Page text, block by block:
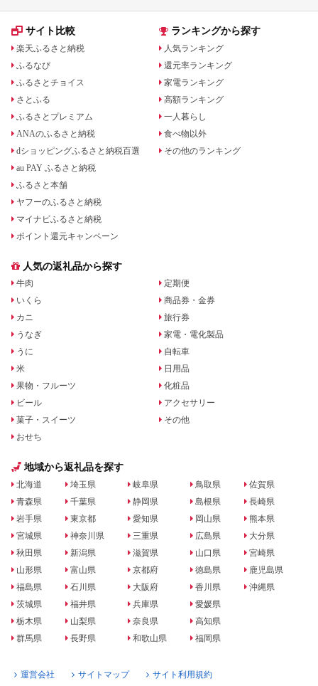
サイト比較
楽天ふるさと納税
ふるなび
ふるさとチョイス
さとふる
ふるさとプレミアム
ANAのふるさと納税
dショッピングふるさと納税百選
au PAY ふるさと納税
ふるさと本舗
ヤフーのふるさと納税
マイナビふるさと納税
ポイント還元キャンペーン
ランキングから探す
人気ランキング
還元率ランキング
家電ランキング
高額ランキング
一人暮らし
食べ物以外
その他のランキング
人気の返礼品から探す
牛肉
いくら
カニ
うなぎ
うに
米
果物・フルーツ
ビール
菓子・スイーツ
おせち
定期便
商品券・金券
旅行券
家電・電化製品
自転車
日用品
化粧品
アクセサリー
その他
地域から返礼品を探す
北海道
青森県
岩手県
宮城県
秋田県
山形県
福島県
茨城県
栃木県
群馬県
埼玉県
千葉県
東京都
神奈川県
新潟県
富山県
石川県
福井県
山梨県
長野県
岐阜県
静岡県
愛知県
三重県
滋賀県
京都府
大阪府
兵庫県
奈良県
和歌山県
鳥取県
島根県
岡山県
広島県
山口県
徳島県
香川県
愛媛県
高知県
福岡県
佐賀県
長崎県
熊本県
大分県
宮崎県
鹿児島県
沖縄県
運営会社 サイトマップ サイト利用規約